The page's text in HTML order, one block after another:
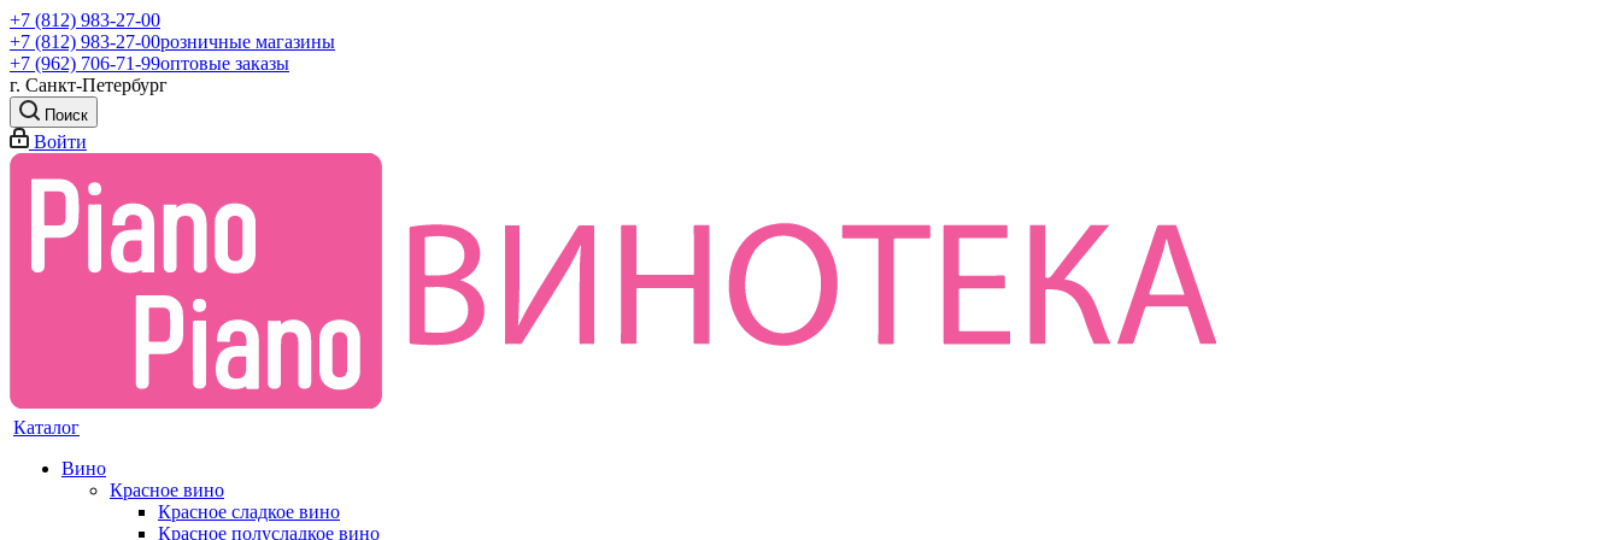
+7 (812) 983-27-00
+7 (812) 983-27-00розничные магазины
+7 (962) 706-71-99оптовые заказы
г. Санкт-Петербург
Поиск
Войти
Каталог
Вино
Красное вино
Красное сладкое вино
Красное полусладкое вино